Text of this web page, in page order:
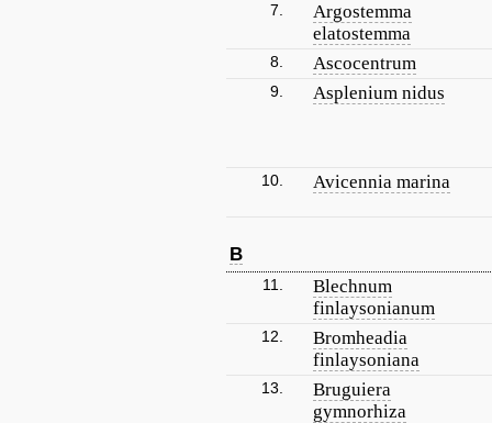
7.
Argostemma
elatostemma
8. Ascocentrum
9. Asplenium nidus
10. Avicennia marina
B
11.
Blechnum
finlaysonianum
12.
Bromheadia
finlaysoniana
13.
Bruguiera
gymnorhiza